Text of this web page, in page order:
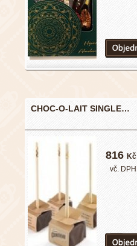
CHOC-O-LAIT SINGLE…
816 Kč
vč. DPH